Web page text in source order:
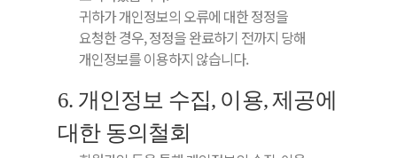
귀하가 개인정보의 오류에 대한 정정을
요청한 경우, 정정을 완료하기 전까지 당해
개인정보를 이용하지 않습니다.
6. 개인정보 수집, 이용, 제공에
대한 동의철회